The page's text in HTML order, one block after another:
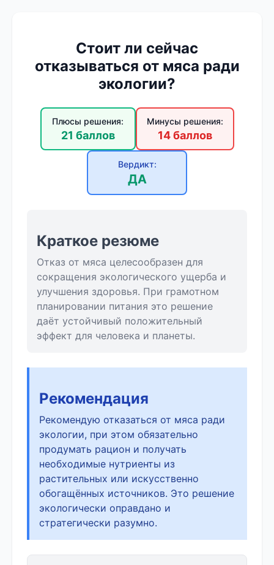
Стоит ли сейчас
отказываться от мяса ради
экологии?
Плюсы решения:
21 баллов
Минусы решения:
14 баллов
Вердикт:
ДА
Краткое резюме
Отказ от мяса целесообразен для
сокращения экологического ущерба и
улучшения здоровья. При грамотном
планировании питания это решение
даёт устойчивый положительный
эффект для человека и планеты.
Рекомендация
Рекомендую отказаться от мяса ради
экологии, при этом обязательно
продумать рацион и получать
необходимые нутриенты из
растительных или искусственно
обогащённых источников. Это решение
экологически оправдано и
стратегически разумно.